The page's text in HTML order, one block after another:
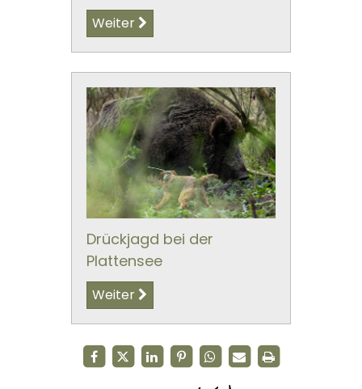
Weiter
Drückjagd bei der
Plattensee
Weiter